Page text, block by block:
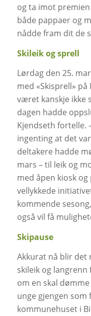
og ta imot
både pappaer og
nådde fram dit de
Skileik og sprell
Lørdag den 25.
med «Skisprell»
været kanskje ikke
dagen hadde
Kjendseth fortelle.
ingenting at det
deltakere hadde
mars – til leik og
med åpen kiosk
vellykkede
kommende
også vil få
Skipause
Akkurat nå blir det
skileik og
om en skal
unge gjengen
kommunehuset i